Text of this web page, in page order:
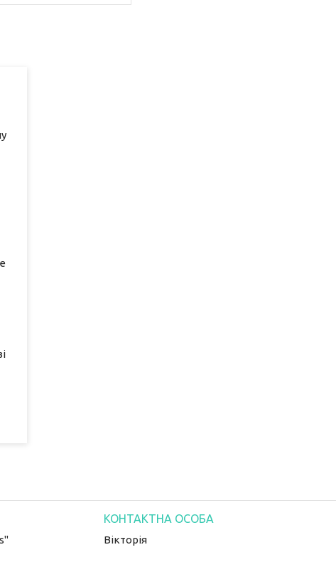
Вікторія